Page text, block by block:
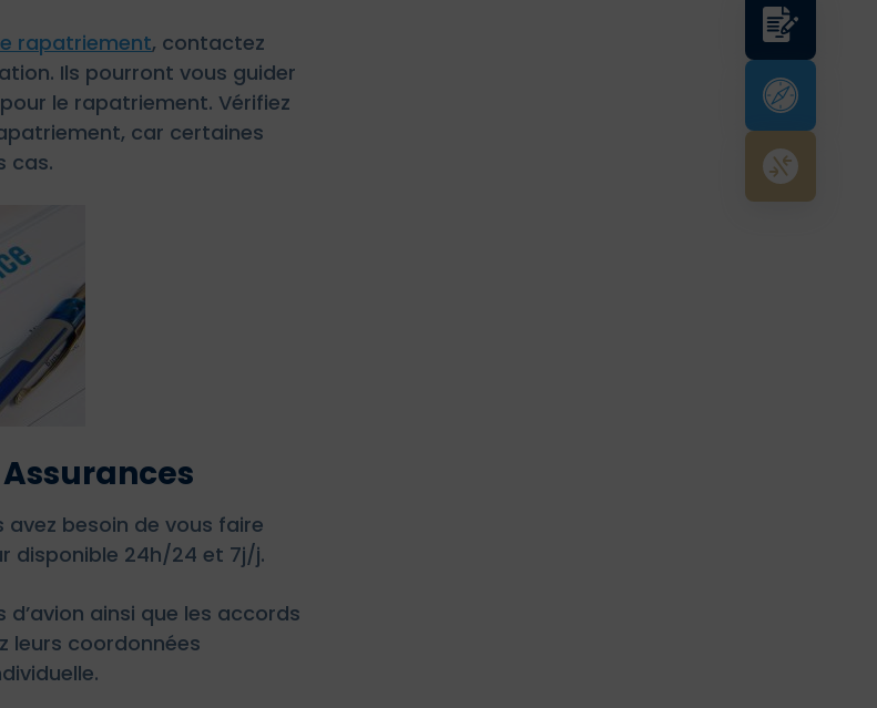
rapatriement, contactez
Ils pourront vous guider
le rapatriement. Vérifiez
car certaines
cas.
avez besoin de vous faire
disponible 24h/24 et 7j/j.
ainsi que les accords
leurs coordonnées